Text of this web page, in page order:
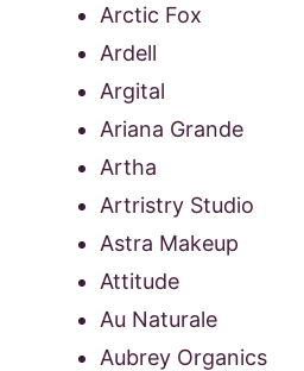
Arctic Fox
Ardell
Argital
Ariana Grande
Artha
Artristry Studio
Astra Makeup
Attitude
Au Naturale
Aubrey Organics